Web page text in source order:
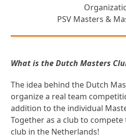
PSV Masters &
What is the Dutch Masters
The idea behind the Dutch
organize a real team
addition to the individual
Together as a club to
club in the Netherlands!